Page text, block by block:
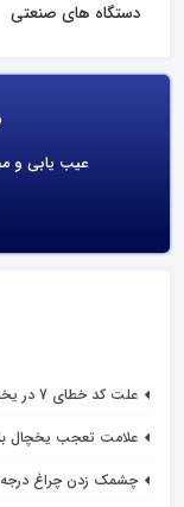
دستگاه های صنعتی
عیب یابی و
علت کد خطای 7 در يخچال هاردستون
علامت تعجب یخچال
چشمک زدن چراغ درجه